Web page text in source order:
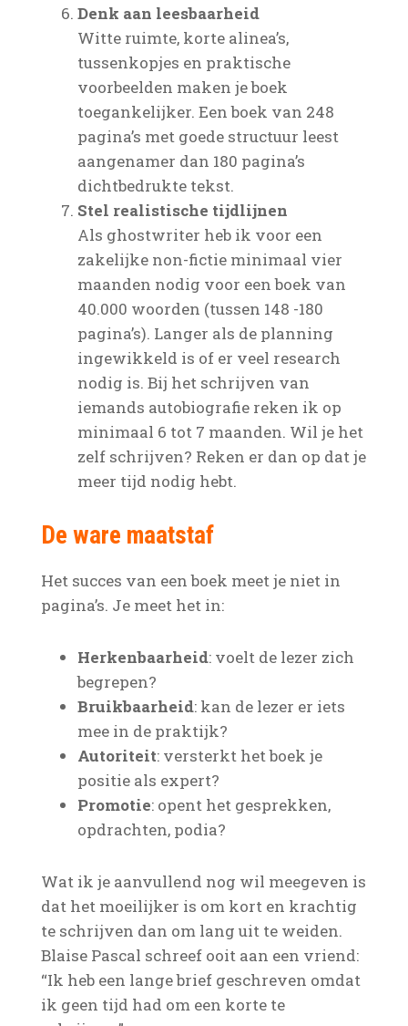
Denk aan leesbaarheid
Witte ruimte, korte alinea’s,
tussenkopjes en praktische
voorbeelden maken je boek
toegankelijker. Een boek van 248
pagina’s met goede structuur leest
aangenamer dan 180 pagina’s
dichtbedrukte tekst.
Stel realistische tijdlijnen
Als ghostwriter heb ik voor een
zakelijke non-fictie minimaal vier
maanden nodig voor een boek van
40.000 woorden (tussen 148 -180
pagina’s). Langer als de planning
ingewikkeld is of er veel research
nodig is. Bij het schrijven van
iemands autobiografie reken ik op
minimaal 6 tot 7 maanden. Wil je het
zelf schrijven? Reken er dan op dat je
meer tijd nodig hebt.
De ware maatstaf
Het succes van een boek meet je niet in
pagina’s. Je meet het in:
Herkenbaarheid: voelt de lezer zich
begrepen?
Bruikbaarheid: kan de lezer er iets
mee in de praktijk?
Autoriteit: versterkt het boek je
positie als expert?
Promotie: opent het gesprekken,
opdrachten, podia?
Wat ik je aanvullend nog wil meegeven is
dat het moeilijker is om kort en krachtig
te schrijven dan om lang uit te weiden.
Blaise Pascal schreef ooit aan een vriend:
“Ik heb een lange brief geschreven omdat
ik geen tijd had om een korte te